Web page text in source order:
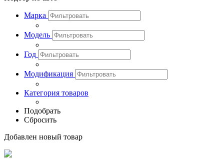
Марка
Модель
Год
Модификация
Категория товаров
Подобрать
Сбросить
Добавлен новый товар